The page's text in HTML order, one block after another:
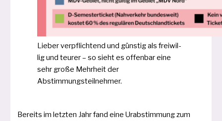
Lieber ver­pflich­tend und güns­tig als frei­wil­
lig und teu­rer – so sieht es offen­bar eine
sehr gro­ße Mehrheit der
Abstimmungsteilnehmer.
Bereits im letz­ten Jahr fand eine Urabstimmung zum